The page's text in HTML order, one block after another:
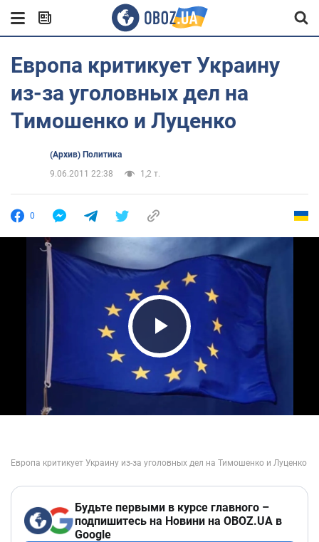
Европа критикует Украину
из-за уголовных дел на
Тимошенко и Луценко
(Архив) Политика
9.06.2011 22:38
1,2 т.
0
Play Video
Будьте первыми в курсе главного –
подпишитесь на Новини на OBOZ.UA в
Google